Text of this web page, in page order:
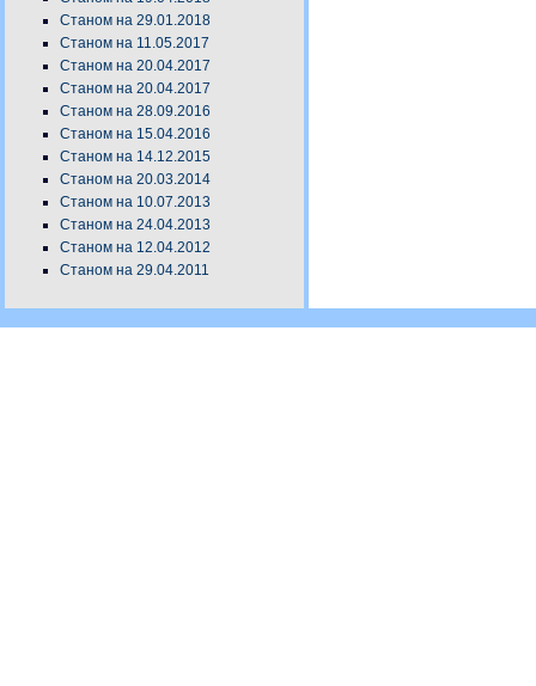
Станом на 29.01.2018
Станом на 11.05.2017
Станом на 20.04.2017
Станом на 20.04.2017
Станом на 28.09.2016
Станом на 15.04.2016
Станом на 14.12.2015
Станом на 20.03.2014
Станом на 10.07.2013
Станом на 24.04.2013
Станом на 12.04.2012
Станом на 29.04.2011